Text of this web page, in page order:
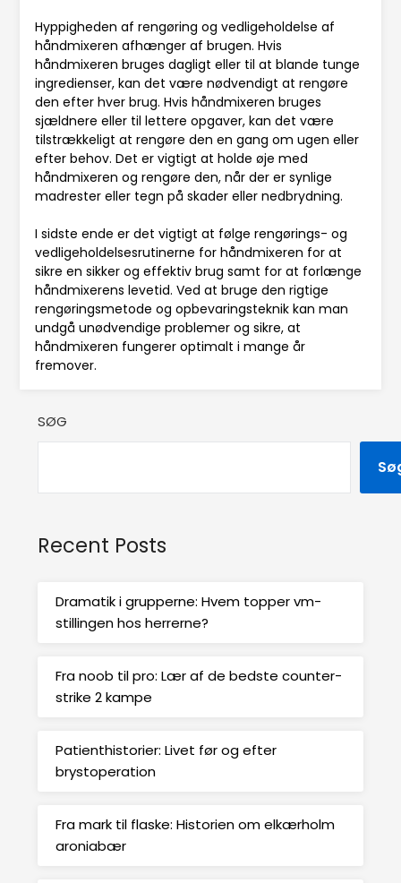
Hyppigheden af rengøring og vedligeholdelse af
håndmixeren afhænger af brugen. Hvis
håndmixeren bruges dagligt eller til at blande tunge
ingredienser, kan det være nødvendigt at rengøre
den efter hver brug. Hvis håndmixeren bruges
sjældnere eller til lettere opgaver, kan det være
tilstrækkeligt at rengøre den en gang om ugen eller
efter behov. Det er vigtigt at holde øje med
håndmixeren og rengøre den, når der er synlige
madrester eller tegn på skader eller nedbrydning.
I sidste ende er det vigtigt at følge rengørings- og
vedligeholdelsesrutinerne for håndmixeren for at
sikre en sikker og effektiv brug samt for at forlænge
håndmixerens levetid. Ved at bruge den rigtige
rengøringsmetode og opbevaringsteknik kan man
undgå unødvendige problemer og sikre, at
håndmixeren fungerer optimalt i mange år
fremover.
SØG
Recent Posts
Dramatik i grupperne: Hvem topper vm-
stillingen hos herrerne?
Fra noob til pro: Lær af de bedste counter-
strike 2 kampe
Patienthistorier: Livet før og efter
brystoperation
Fra mark til flaske: Historien om elkærholm
aroniabær